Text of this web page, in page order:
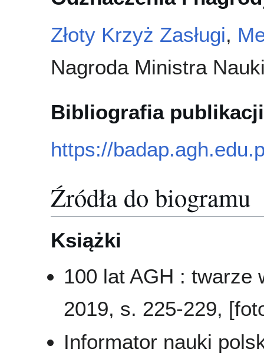
Złoty Krzyż Zasługi,
Nagroda Ministra
Bibliografia publikacji
https://
Źródła do biogramu
Książki
100 lat AGH : twarze
2019, s. 225-229,
Informator nauki